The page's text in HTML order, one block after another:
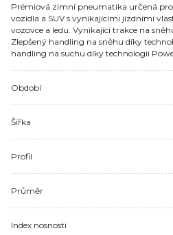
Prémiová zimní pneumatika určená
vozidla a SUV s vynikajícími jízdními
vozovce a ledu. Vynikající trakce na
Zlepšený handling na sněhu díky
handling na suchu díky technologii
Období
Šířka
Profil
Průměr
Index nosnosti